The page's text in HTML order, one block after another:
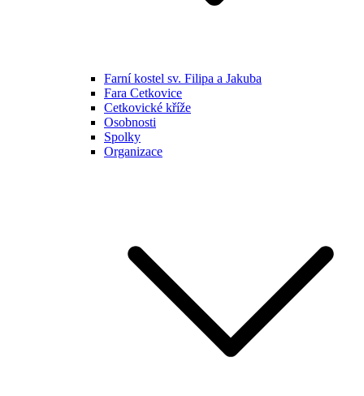
Farní kostel sv. Filipa a Jakuba
Fara Cetkovice
Cetkovické kříže
Osobnosti
Spolky
Organizace